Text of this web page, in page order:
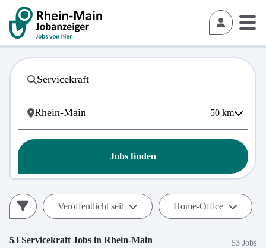
50 km
Jobs finden
Veröffentlicht seit Home-Office
53 Servicekraft Jobs in Rhein-Main 53 Jobs